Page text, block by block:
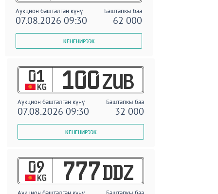
Аукцион башталган күнү Баштапкы баа
07.08.2026 09:30 62 000
01
KG 100 ZUB
Аукцион башталган күнү Баштапкы баа
07.08.2026 09:30 32 000
09
KG 777 DDZ